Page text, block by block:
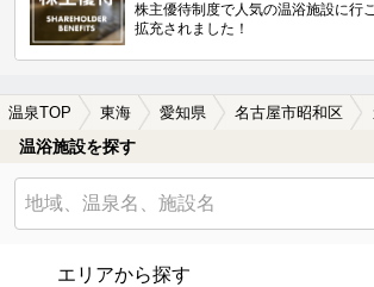
株主優待制度で人気の温浴施設に行
拡充されました！
温泉TOP 東海 愛知県 名古屋市昭和区
温浴施設を探す
エリアから探す